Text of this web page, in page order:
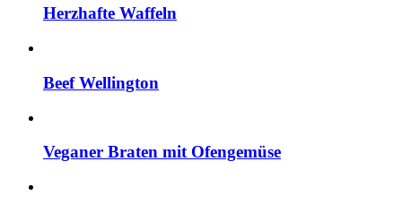
Herzhafte Waffeln
Beef Wellington
Veganer Braten mit Ofengemüse